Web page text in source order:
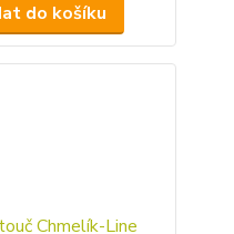
do košíku